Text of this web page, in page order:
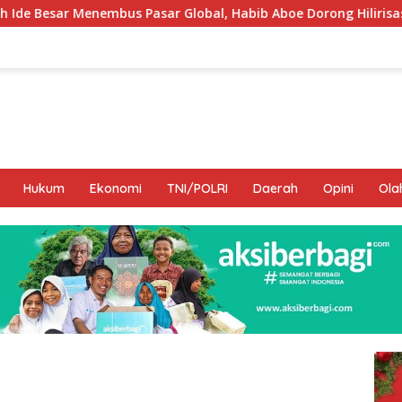
Global, Habib Aboe Dorong Hilirisasi Potensi Daerah
Hukum Ekonomi TNI/POLRI Daerah Opini